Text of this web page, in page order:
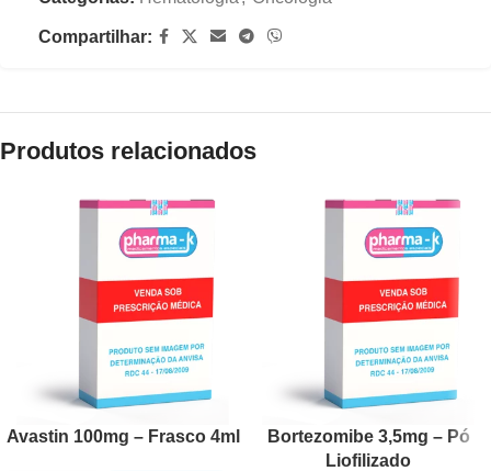
Compartilhar:
Produtos relacionados
Avastin 100mg – Frasco 4ml
Bortezomibe 3,5mg – Pó
Liofilizado